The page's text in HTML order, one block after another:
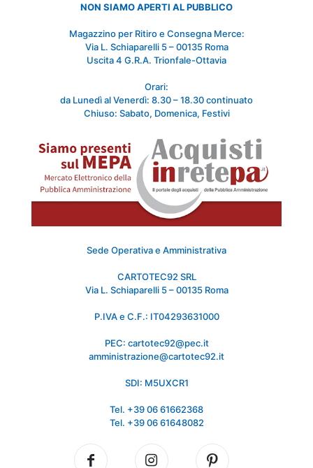
NON SIAMO APERTI AL PUBBLICO
Magazzino per Ritiro e Consegna Merce:
Via L. Schiaparelli 5 – 00135 Roma
Uscita 4 G.R.A. Trionfale-Ottavia
Orari:
da Lunedì al Venerdì: 8.30 – 18.30 continuato
Chiuso: Sabato, Domenica, Festivi
Sede Operativa e Amministrativa
CARTOTEC92 SRL
Via L. Schiaparelli 5 – 00135 Roma
P.IVA e C.F.: IT04293631000
PEC: cartotec92@pec.it
amministrazione@cartotec92.it
SDI: M5UXCR1
Tel. +39 06 61662368
Tel. +39 06 61648082